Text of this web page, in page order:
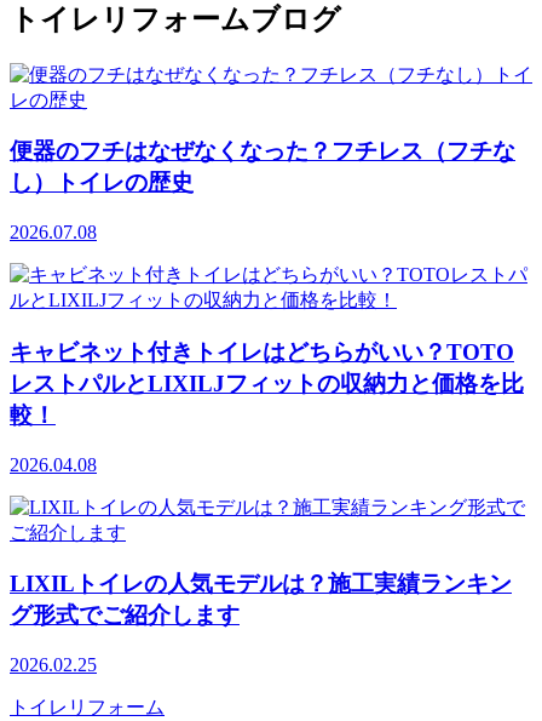
トイレリフォームブログ
便器のフチはなぜなくなった？フチレス（フチな
し）トイレの歴史
2026.07.08
キャビネット付きトイレはどちらがいい？TOTO
レストパルとLIXILJフィットの収納力と価格を比
較！
2026.04.08
LIXILトイレの人気モデルは？施工実績ランキン
グ形式でご紹介します
2026.02.25
トイレリフォーム